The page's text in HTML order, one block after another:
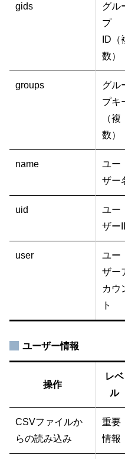
gids
グル
プ
ID（
数）
groups
グル
プキ
（複
数）
name
ユー
ザー
uid
ユー
ザー
user
ユー
ザー
カウ
ト
ユーザー情報
操作
レベ
ル
CSVファイルか
らの読み込み
重要
情報